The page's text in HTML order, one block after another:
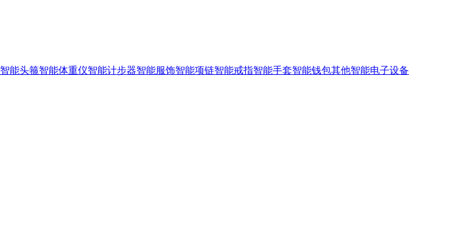
智能头箍智能体重仪智能计步器智能服饰智能项链智能戒指智能手套智能钱包其他智能电子设备